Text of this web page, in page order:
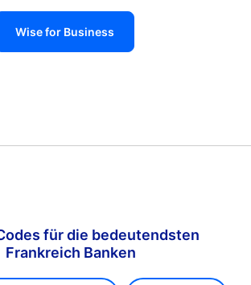
Wise for Business
für die bedeutendsten
Frankreich Banken